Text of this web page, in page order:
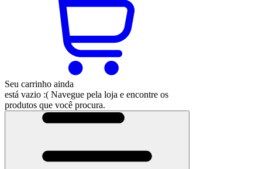
Seu carrinho ainda
está vazio :( Navegue pela loja e encontre os
produtos que você procura.